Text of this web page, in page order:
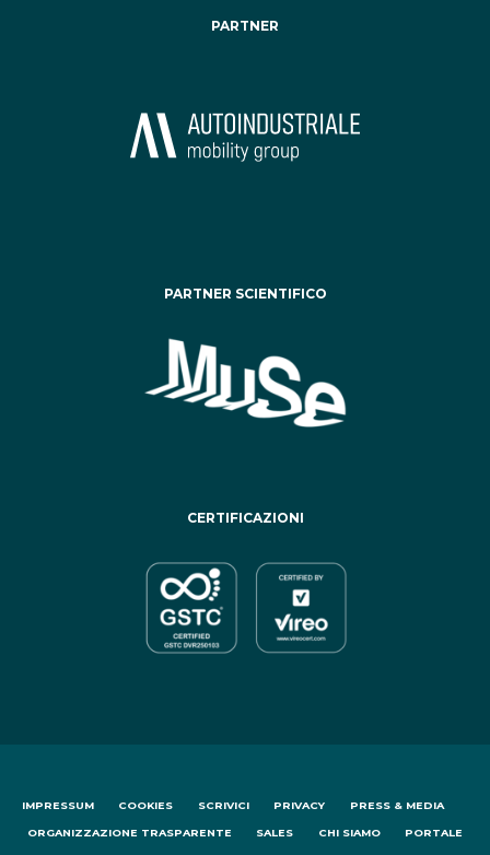
PARTNER
PARTNER SCIENTIFICO
CERTIFICAZIONI
IMPRESSUM COOKIES SCRIVICI PRIVACY PRESS & MEDIA
ORGANIZZAZIONE TRASPARENTE SALES CHI SIAMO PORTALE